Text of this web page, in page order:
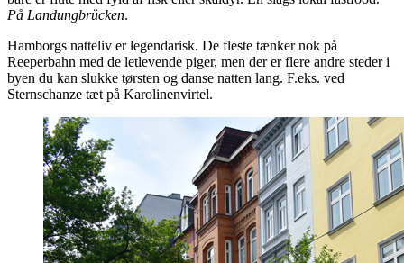
På Landungbrücken.
Hamborgs natteliv er legendarisk. De fleste tænker nok på
Reeperbahn med de letlevende piger, men der er flere andre steder i
byen du kan slukke tørsten og danse natten lang. F.eks. ved
Sternschanze tæt på Karolinenvirtel.